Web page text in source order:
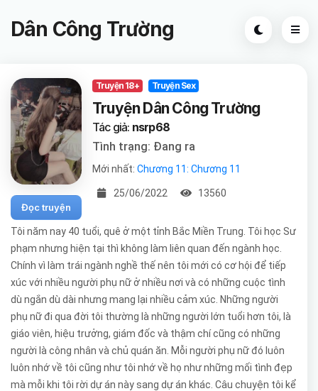
Dân Công Trường
Đọc truyện
Truyện 18+ Truyện Sex
Truyện Dân Công Trường
Tác giả: nsrp68
Tình trạng: Đang ra
Mới nhất: Chương 11: Chương 11
25/06/2022 13560
Tôi năm nay 40 tuổi, quê ở một tỉnh Bắc Miền Trung. Tôi học Sư
phạm nhưng hiện tại thì không làm liên quan đến ngành học.
Chính vì làm trái ngành nghề thế nên tôi mới có cơ hội để tiếp
xúc với nhiều người phụ nữ ở nhiều nơi và có những cuộc tình
dù ngắn dù dài nhưng mang lại nhiều cảm xúc. Những người
phụ nữ đi qua đời tôi thường là những người lớn tuổi hơn tôi, là
giáo viên, hiệu trưởng, giám đốc và thậm chí cũng có những
người là công nhân và chủ quán ăn. Mỗi người phụ nữ đó luôn
luôn nhớ về tôi cũng như tôi nhớ về họ như những mối tình đẹp
mà mỗi khi tôi rời dự án này sang dự án khác. Câu chuyện tôi kể